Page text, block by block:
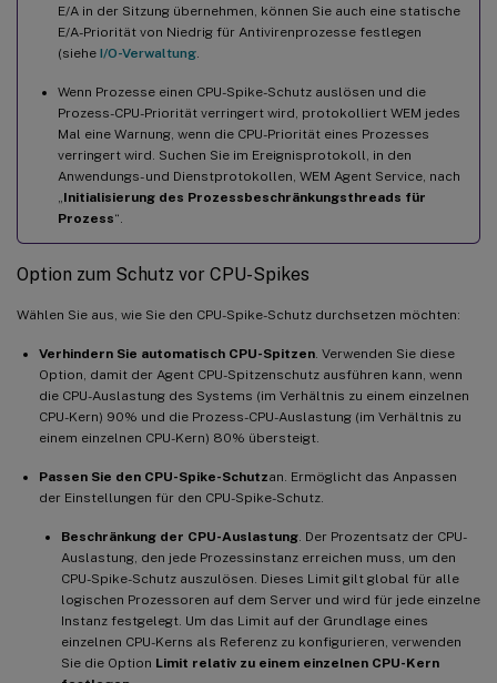
E/A in der Sitzung übernehmen, können Sie auch eine statische
E/A-Priorität von Niedrig für Antivirenprozesse festlegen
(siehe I/O-Verwaltung
Wenn Prozesse einen CPU-Spike-Schutz auslösen und die
Prozess-CPU-Priorität verringert wird, protokolliert WEM jedes
Mal eine Warnung, wenn die CPU-Priorität eines Prozesses
verringert wird. Suchen Sie im Ereignisprotokoll, in den
Anwendungs- und Dienstprotokollen, WEM Agent Service, nach
Initialisierung des Prozessbeschränkungsthreads für
Prozess“.
Option zum Schutz vor CPU-Spikes
Wählen Sie aus, wie Sie den CPU-Spike-Schutz durchsetzen möchten:
Verhindern Sie automatisch CPU-Spitzen . Verwenden Sie diese
Option, damit der Agent CPU-Spitzenschutz ausführen kann, wenn
die CPU-Auslastung des Systems (im Verhältnis zu einem einzelnen
CPU-Kern) 90% und die Prozess-CPU-Auslastung (im Verhältnis zu
einem einzelnen CPU-Kern) 80% übersteigt.
Passen Sie den CPU-Spike-Schutzan. Ermöglicht das Anpassen
der Einstellungen für den CPU-Spike-Schutz.
Beschränkung der CPU-Auslastung . Der Prozentsatz der CPU-
Auslastung, den jede Prozessinstanz erreichen muss, um den
CPU-Spike-Schutz auszulösen. Dieses Limit gilt global für alle
logischen Prozessoren auf dem Server und wird für jede einzelne
Instanz festgelegt. Um das Limit auf der Grundlage eines
einzelnen CPU-Kerns als Referenz zu konfigurieren, verwenden
Sie die Option Limit relativ zu einem einzelnen CPU-Kern